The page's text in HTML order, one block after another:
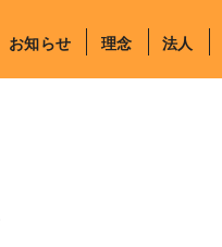
お知らせ 理念 法人